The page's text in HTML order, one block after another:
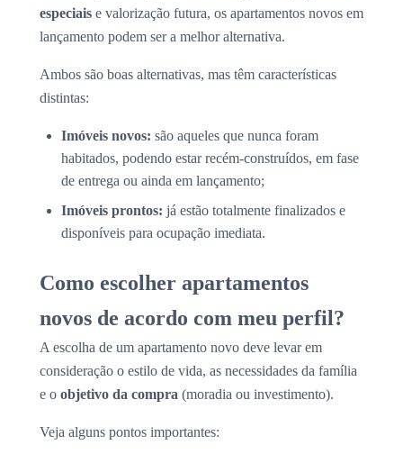
especiais e valorização futura, os apartamentos novos em
lançamento podem ser a melhor alternativa.
Ambos são boas alternativas, mas têm características
distintas:
Imóveis novos: são aqueles que nunca foram
habitados, podendo estar recém-construídos, em fase
de entrega ou ainda em lançamento;
Imóveis prontos: já estão totalmente finalizados e
disponíveis para ocupação imediata.
Como escolher apartamentos
novos de acordo com meu perfil?
A escolha de um apartamento novo deve levar em
consideração o estilo de vida, as necessidades da família
e o objetivo da compra (moradia ou investimento).
Veja alguns pontos importantes: